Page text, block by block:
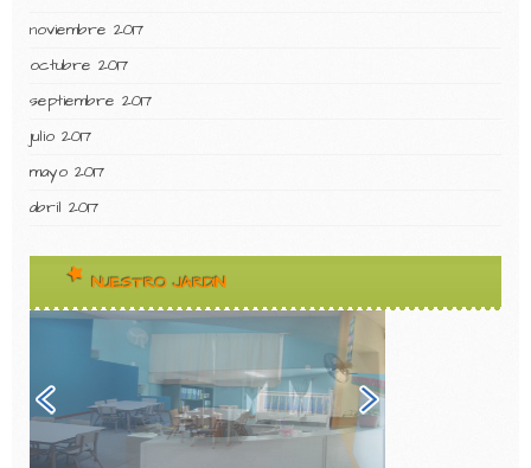
noviembre 2017
octubre 2017
septiembre 2017
julio 2017
mayo 2017
abril 2017
NUESTRO JARDIN